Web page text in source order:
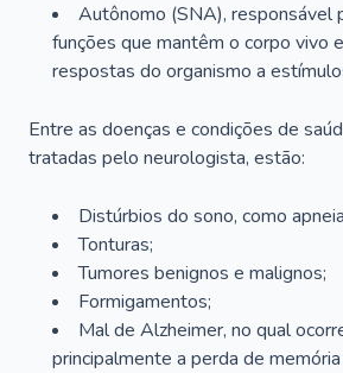
Autônomo (SNA), responsável
funções que mantêm o corpo vivo
respostas do organismo a
Entre as doenças e condições de
tratadas pelo neurologista, estão:
Distúrbios do sono, como
Tonturas;
Tumores benignos e malignos;
Formigamentos;
Mal de Alzheimer, no qual
principalmente a perda de